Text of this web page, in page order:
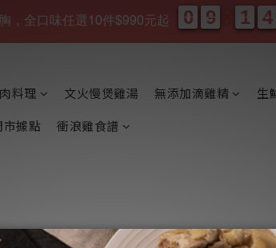
料理 文火慢煲雞湯 無添加滴雞精
生
市據點 衝浪雞食譜
，全口味任選10件$990元起 0
0
0
0 9
9
9
9 1
1
1
1 4
4
4
4